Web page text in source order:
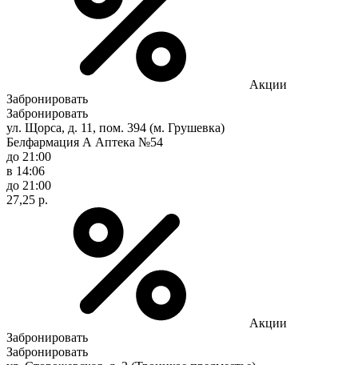
Акции
Забронировать
Забронировать
ул. Щорса, д. 11, пом. 394 (м. Грушевка)
Белфармация А Аптека №54
до 21:00
в 14:06
до 21:00
27,25 р.
Акции
Забронировать
Забронировать